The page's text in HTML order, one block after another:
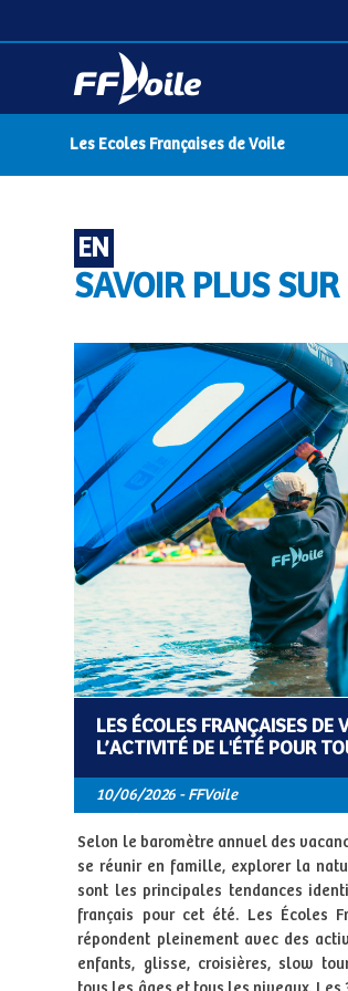
Les Ecoles Françaises de Voile
EN
SAVOIR PLUS
LES ÉCOLES FRANÇAISES DE
L’ACTIVITÉ DE L'ÉTÉ POUR
10/06/2026 - FFVoile
Selon le baromètre annuel des
se réunir en famille, explorer la
sont les principales tendances
français pour cet été. Les Écoles
répondent pleinement avec des
enfants, glisse, croisières, slow